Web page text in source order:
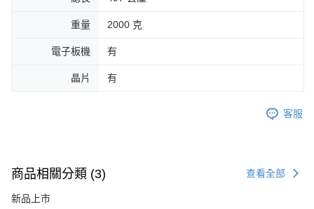
重量 2000 克
電子板機 有
晶片 有
客服
商品相關分類 (3) 查看全部
新品上市